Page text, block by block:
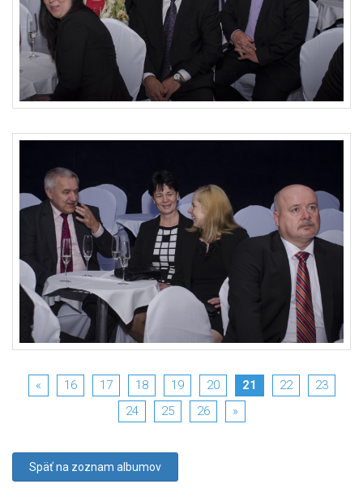
« 16 17 18 19 20 21 22
23
24
25 26 »
Späť na zoznam albumov